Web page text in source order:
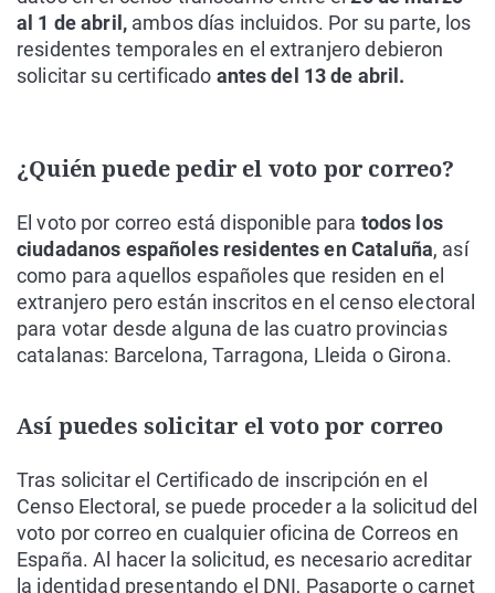
al 1 de abril,ambos días incluidos. Por su parte, los
residentes temporales en el extranjero debieron
solicitar su certificado antes del 13 de abril.
¿Quién puede pedir el voto por correo?
El voto por correo está disponible para todos los
ciudadanos españoles residentes en Cataluña, así
como para aquellos españoles que residen en el
extranjero pero están inscritos en el censo electoral
para votar desde alguna de las cuatro provincias
catalanas: Barcelona, Tarragona, Lleida o Girona.
Así puedes solicitar el voto por correo
Tras solicitar el Certificado de inscripción en el
Censo Electoral, se puede proceder a la solicitud del
voto por correo en cualquier oficina de Correos en
España. Al hacer la solicitud, es necesario acreditar
la identidad presentando el DNI, Pasaporte o carnet